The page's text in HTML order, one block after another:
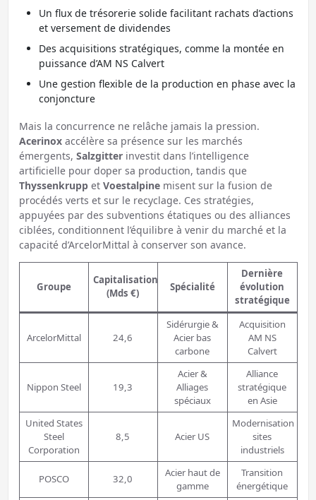
Un flux de trésorerie solide facilitant rachats d’actions
et versement de dividendes
Des acquisitions stratégiques, comme la montée en
puissance d’AM NS Calvert
Une gestion flexible de la production en phase avec la
conjoncture
Mais la concurrence ne relâche jamais la pression.
Acerinoxaccélère sa présence sur les marchés
émergents, Salzgitterinvestit dans l’intelligence
artificielle pour doper sa production, tandis que
Thyssenkruppet Voestalpinemisent sur la fusion de
procédés verts et sur le recyclage. Ces stratégies,
appuyées par des subventions étatiques ou des alliances
ciblées, conditionnent l’équilibre à venir du marché et la
capacité d’ArcelorMittal à conserver son avance.
Groupe
Capitalisation
(Mds €)
Spécialité
Dernière
évolution
stratégique
ArcelorMittal 24,6
Sidérurgie &
Acier bas
carbone
Acquisition
AM NS
Calvert
Nippon Steel 19,3
Acier &
Alliages
spéciaux
Alliance
stratégique
en Asie
United States
Steel
Corporation
8,5 Acier US
Modernisation
sites
industriels
POSCO 32,0
Acier haut de
gamme
Transition
énergétique